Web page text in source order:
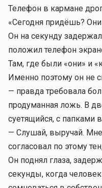
Телефон в кармане
«Сегодня придёшь?
Он на секунду
положил телефон
Там, где были «они» и
Именно поэтому он не
— правда требовала
продуманная ложь. В
суетящийся, с папками
— Слушай, выручай.
согласовал по этому
Он поднял глаза,
секунды, когда